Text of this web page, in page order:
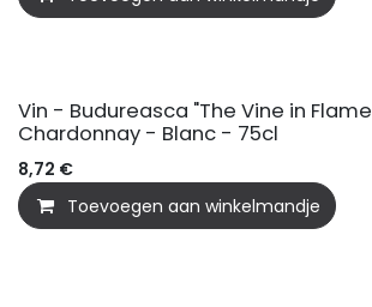
Vin - Budureasca "The Vine in
Chardonnay - Blanc - 75cl
8,72 €
Toevoegen aan winkelmandje